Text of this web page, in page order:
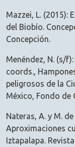
Mazzei, L. (2015):
del Biobío.
Concepción.
Menéndez, N. (s/
coords.,
peligrosos de la
México, Fondo de
Nateras, A. y M.
Aproximaciones
Iztapalapa.